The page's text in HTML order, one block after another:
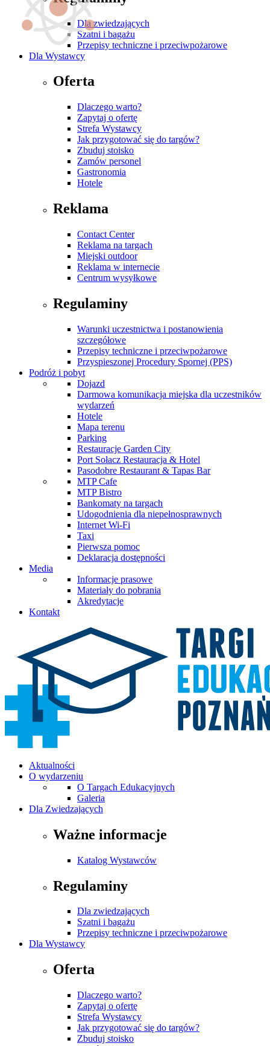
Dla zwiedzających
Szatni i bagażu
Przepisy techniczne i przeciwpożarowe
Dla Wystawcy
Oferta
Dlaczego warto?
Zapytaj o ofertę
Strefa Wystawcy
Jak przygotować się do targów?
Zbuduj stoisko
Zamów personel
Gastronomia
Hotele
Reklama
Contact Center
Reklama na targach
Miejski outdoor
Reklama w internecie
Centrum wysyłkowe
Regulaminy
Warunki uczestnictwa i postanowienia
szczegółowe
Przepisy techniczne i przeciwpożarowe
Przyspieszonej Procedury Spornej (PPS)
Podróż i pobyt
Dojazd
Darmowa komunikacja miejska dla uczestników
wydarzeń
Hotele
Mapa terenu
Parking
Restauracje Garden City
Port Sołacz Restauracja & Hotel
Pasodobre Restaurant & Tapas Bar
MTP Cafe
MTP Bistro
Bankomaty na targach
Udogodnienia dla niepełnosprawnych
Internet Wi-Fi
Taxi
Pierwsza pomoc
Deklaracja dostępności
Media
Informacje prasowe
Materiały do pobrania
Akredytacje
Kontakt
Aktualności
O wydarzeniu
O Targach Edukacyjnych
Galeria
Dla Zwiedzających
Ważne informacje
Katalog Wystawców
Regulaminy
Dla zwiedzających
Szatni i bagażu
Przepisy techniczne i przeciwpożarowe
Dla Wystawcy
Oferta
Dlaczego warto?
Zapytaj o ofertę
Strefa Wystawcy
Jak przygotować się do targów?
Zbuduj stoisko